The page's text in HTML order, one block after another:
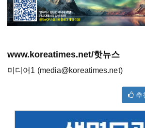
www.koreatimes.net/핫뉴스
미디어1 (media@koreatimes.net)
추